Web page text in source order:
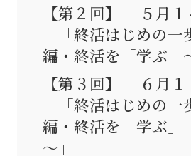
【第２回】 ５月１
「終活はじめの一
編・終活を「学ぶ」
【第３回】 ６月１
「終活はじめの一
編・終活を「学ぶ」
～」